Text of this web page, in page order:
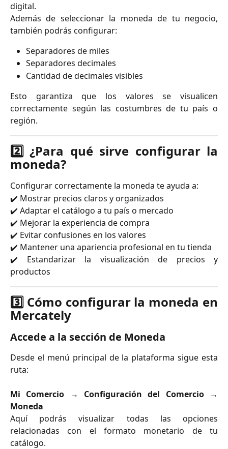
digital.
Además de seleccionar la moneda de tu negocio,
también podrás configurar:
Separadores de miles
Separadores decimales
Cantidad de decimales visibles
Esto garantiza que los valores se visualicen
correctamente según las costumbres de tu país o
región.
2️⃣ ¿Para qué sirve configurar la
moneda?
Configurar correctamente la moneda te ayuda a:
✔️ Mostrar precios claros y organizados
✔️ Adaptar el catálogo a tu país o mercado
✔️ Mejorar la experiencia de compra
✔️ Evitar confusiones en los valores
✔️ Mantener una apariencia profesional en tu tienda
✔️ Estandarizar la visualización de precios y
productos
3️⃣ Cómo configurar la moneda en
Mercately
Accede a la sección de Moneda
Desde el menú principal de la plataforma sigue esta
ruta:
Mi Comercio → Configuración del Comercio →
Moneda
Aquí podrás visualizar todas las opciones
relacionadas con el formato monetario de tu
catálogo.